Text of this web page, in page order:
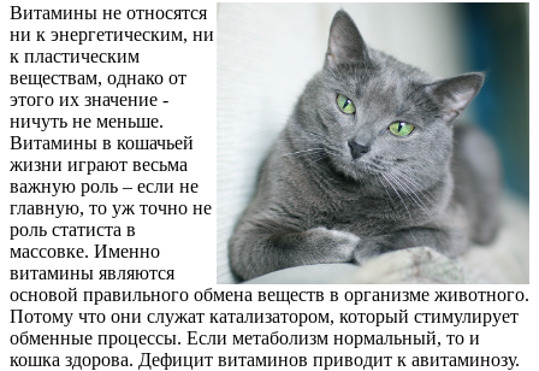
Витамины не относятся
ни к энергетическим, ни
к пластическим
веществам, однако от
этого их значение -
ничуть не меньше.
Витамины в кошачьей
жизни играют весьма
важную роль – если не
главную, то уж точно не
роль статиста в
массовке. Именно
витамины являются
основой правильного обмена веществ в организме животного.
Потому что они служат катализатором, который стимулирует
обменные процессы. Если метаболизм нормальный, то и
кошка здорова. Дефицит витаминов приводит к авитаминозу.